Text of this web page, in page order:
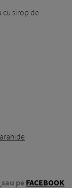
cu sirop de
sau pe FACEBOOK